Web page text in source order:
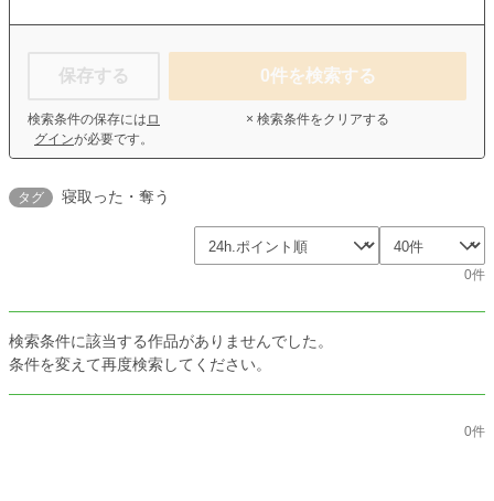
保存する
検索条件の保存には ロ
グインが必要です。
0件を検索する
× 検索条件をクリアする
タグ 寝取った・奪う
0件
検索条件に該当する作品がありませんでした。
条件を変えて再度検索してください。
0件